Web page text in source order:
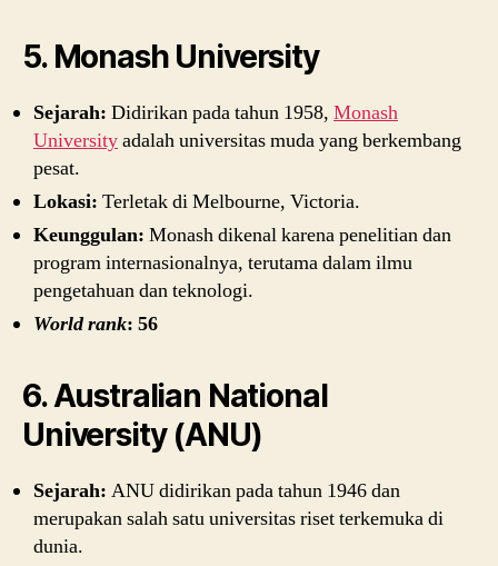
5. Monash University
Sejarah: Didirikan pada tahun 1958, Monash
Universityadalah universitas muda yang berkembang
pesat.
Lokasi: Terletak di Melbourne, Victoria.
Keunggulan: Monash dikenal karena penelitian dan
program internasionalnya, terutama dalam ilmu
pengetahuan dan teknologi.
World rank: 56
6. Australian National
University (ANU)
Sejarah: ANU didirikan pada tahun 1946 dan
merupakan salah satu universitas riset terkemuka di
dunia.